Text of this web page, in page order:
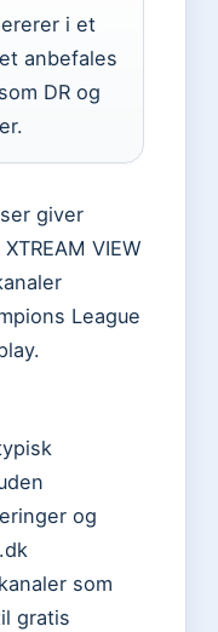
i et
anbefales
DR og
giver
VIEW
League
og
som
gratis